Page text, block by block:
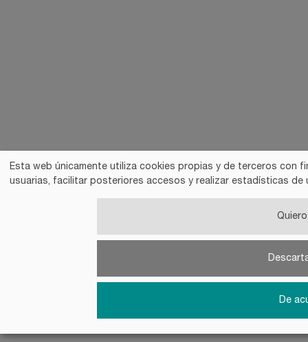
Esta web únicamente utiliza cookies propias y de terceros con
usuarias, facilitar posteriores accesos y realizar estadísticas
De